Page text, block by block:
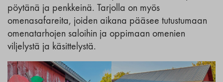
pöytänä ja penkkeinä. Tarjolla on myös
omenasafareita, joiden aikana pääsee tutustumaan
omenatarhojen saloihin ja oppimaan omenien
viljelystä ja käsittelystä.